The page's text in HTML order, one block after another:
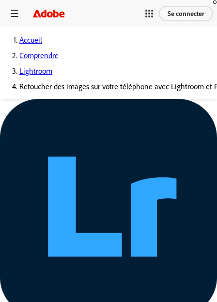
Se connecter
Accueil
Comprendre
Lightroom
Retoucher des images sur votre téléphone avec Lightroom et